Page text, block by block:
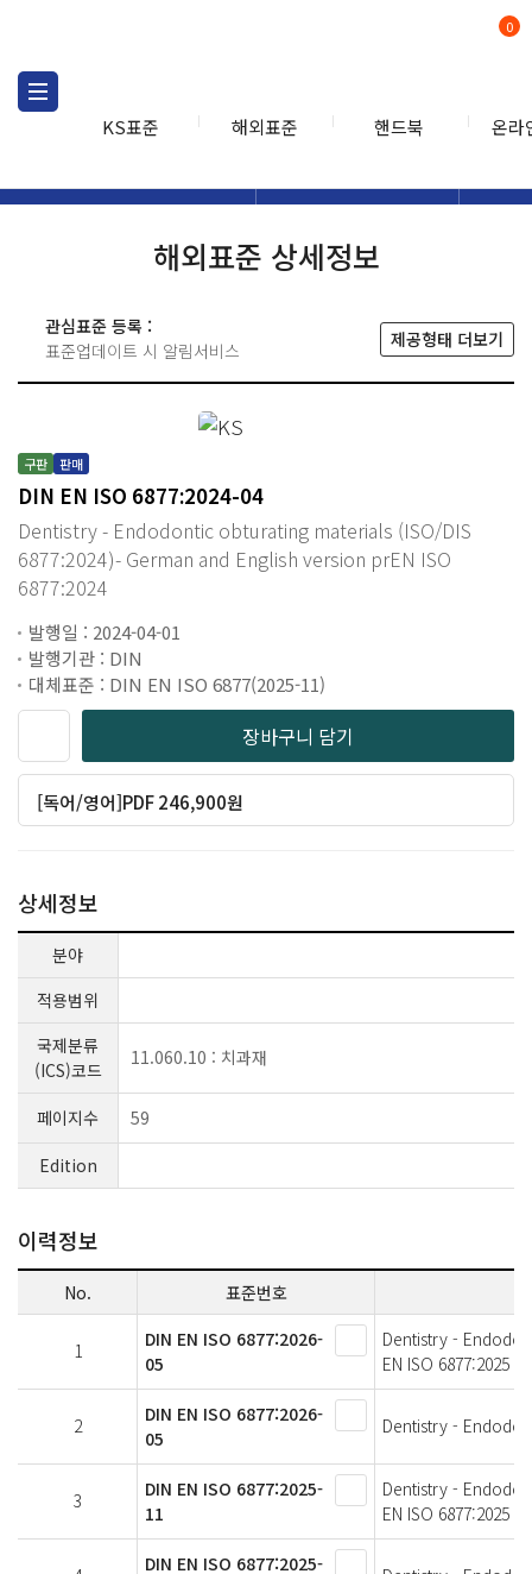
KS표준 해외표준 핸드북 온라
0
해외표준 상세정보
관심표준 등록 :
표준업데이트 시 알림서비스
제공형태 더보기
구판 판매
DIN EN ISO 6877:2024-04
Dentistry - Endodontic obturating materials (ISO/DIS
6877:2024)- German and English version prEN ISO
6877:2024
발행일 : 2024-04-01
발행기관 : DIN
대체표준 : DIN EN ISO 6877(2025-11)
장바구니 담기
[독어/영어]PDF 246,900원
상세정보
분야
적용범위
국제분류
(ICS)코드
11.060.10 : 치과재
페이지수
59
Edition
이력정보
No. 표준번호
1
DIN EN ISO 6877:2026-
05
Dentistry -
EN ISO 6877:2025
2
DIN EN ISO 6877:2026-
05
Dentistry -
3
DIN EN ISO 6877:2025-
11
Dentistry -
EN ISO 6877:2025
DIN EN ISO 6877:2025-